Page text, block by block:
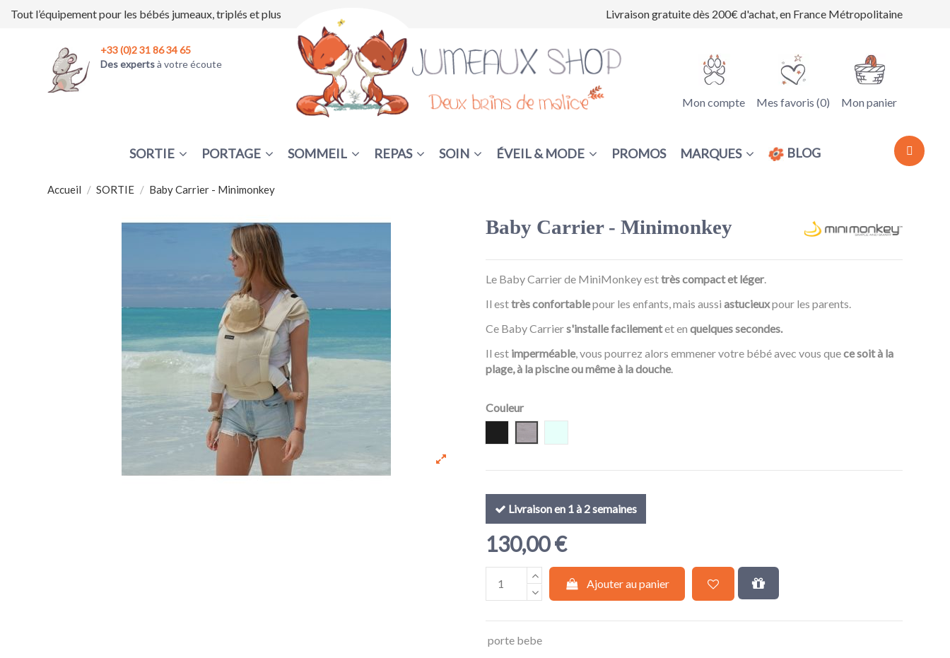
Tout l’équipement pour les bébés jumeaux, triplés et plus Livraison gratuite dès 200€ d'achat, en France Métropolitaine
Mon compte Mes favoris (0) Mon panier
+33 (0)2 31 86 34 65
Des expertsà votre écoute
SORTIE PORTAGE SOMMEIL REPAS SOIN ÉVEIL & MODE PROMOS MARQUES BLOG
Accueil SORTIE Baby Carrier - Minimonkey
Baby Carrier - Minimonkey
Le Baby Carrier de MiniMonkey esttrès compact et léger.
Il esttrès confortablepour les enfants, mais aussi astucieuxpour les parents.
Ce Baby Carriers'installe facilementet en quelques secondes.
Il est imperméable, vous pourrez alors emmener votre bébé avec vous quece soit à la
plage, à la piscine ou même à la douche.
Couleur
Livraison en 1 à 2 semaines
130,00 €
Ajouter au panier
porte bebe